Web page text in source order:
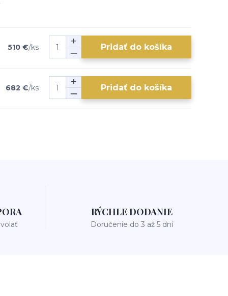
510 €/ks Pridať do košíka
682 €/ks Pridať do košíka
RÝCHLE DODANIE
Doručenie do 3 až 5 dní